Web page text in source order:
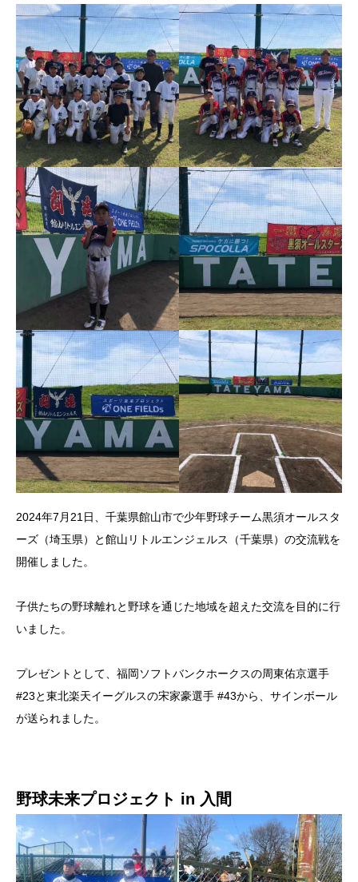
2024年7月21日、千葉県館山市で少年野球チーム黒須オールスタ
ーズ（埼玉県）と館山リトルエンジェルス（千葉県）の交流戦を
開催しました。
子供たちの野球離れと野球を通じた地域を超えた交流を目的に行
いました。
プレゼントとして、福岡ソフトバンクホークスの周東佑京選手
#23と東北楽天イーグルスの宋家豪選手 #43から、サインボール
が送られました。
野球未来プロジェクト in 入間